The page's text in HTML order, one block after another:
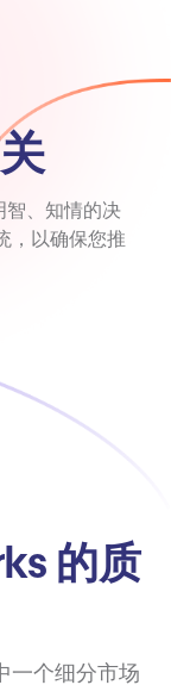
智、知情的决
，以确保您推
的质
一个细分市场